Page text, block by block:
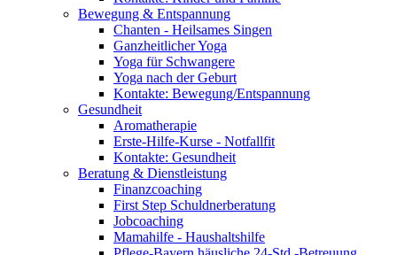
Bewegung & Entspannung
Chanten - Heilsames Singen
Ganzheitlicher Yoga
Yoga für Schwangere
Yoga nach der Geburt
Kontakte: Bewegung/Entspannung
Gesundheit
Aromatherapie
Erste-Hilfe-Kurse - Notfallfit
Kontakte: Gesundheit
Beratung & Dienstleistung
Finanzcoaching
First Step Schuldnerberatung
Jobcoaching
Mamahilfe - Haushaltshilfe